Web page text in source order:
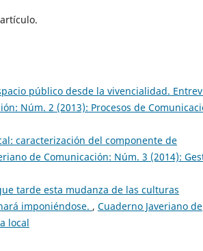
público desde la vivencialidad.
Núm. 2 (2013): Procesos de
caracterización del componente de
de Comunicación: Núm. 3 (2014):
tarde esta mudanza de las culturas
imponiéndose. , Cuaderno Javeriano de
local